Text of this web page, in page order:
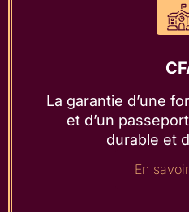
La garantie d’une
et d’un
durable et
En